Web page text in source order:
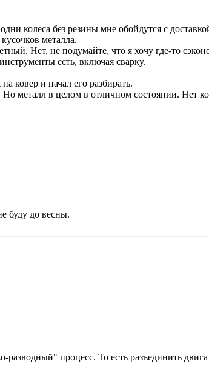
колеса без резины мне обойдутся с
металла.
Нет, не подумайте, что я хочу где-то
есть, включая сварку.
ковер и начал его разбирать.
металл в целом в отличном состоянии. Нет
буду до весны.
процесс. То есть разъединить